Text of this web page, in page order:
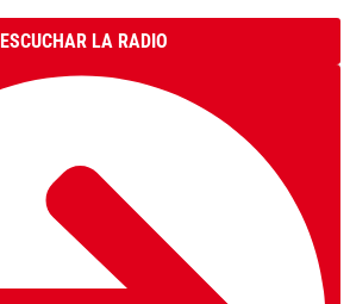
ESCUCHAR LA RADIO